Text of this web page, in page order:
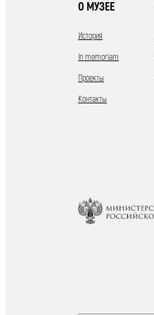
О МУЗЕЕ
История
In memoriam
Проекты
Контакты